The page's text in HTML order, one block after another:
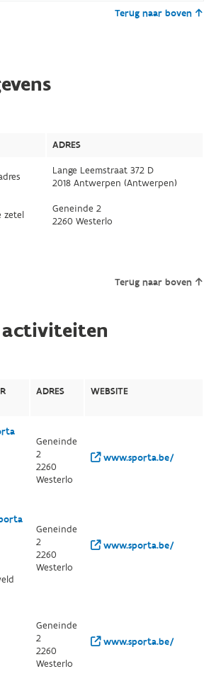
Terug naar boven
ADRES
Lange Leemstraat 372 D
2018 Antwerpen (Antwerpen)
zetel
Geneinde 2
2260 Westerlo
Terug naar boven
ADRES WEBSITE
Geneinde
2
2260
Westerlo
www.sporta.be/
Geneinde
2
2260
Westerlo
www.sporta.be/
Geneinde
2
2260
Westerlo
www.sporta.be/